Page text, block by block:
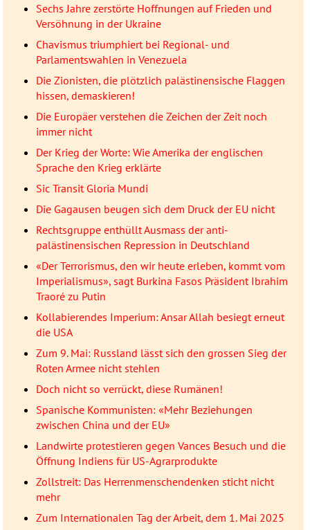
Sechs Jahre zerstörte Hoffnungen auf Frieden und
Versöhnung in der Ukraine
Chavismus triumphiert bei Regional- und
Parlamentswahlen in Venezuela
Die Zionisten, die plötzlich palästinensische Flaggen
hissen, demaskieren!
Die Europäer verstehen die Zeichen der Zeit noch
immer nicht
Der Krieg der Worte: Wie Amerika der englischen
Sprache den Krieg erklärte
Sic Transit Gloria Mundi
Die Gagausen beugen sich dem Druck der EU nicht
Rechtsgruppe enthüllt Ausmass der anti-
palästinensischen Repression in Deutschland
«Der Terrorismus, den wir heute erleben, kommt vom
Imperialismus», sagt Burkina Fasos Präsident Ibrahim
Traoré zu Putin
Kollabierendes Imperium: Ansar Allah besiegt erneut
die USA
Zum 9. Mai: Russland lässt sich den grossen Sieg der
Roten Armee nicht stehlen
Doch nicht so verrückt, diese Rumänen!
Spanische Kommunisten: «Mehr Beziehungen
zwischen China und der EU»
Landwirte protestieren gegen Vances Besuch und die
Öffnung Indiens für US-Agrarprodukte
Zollstreit: Das Herrenmenschendenken sticht nicht
mehr
Zum Internationalen Tag der Arbeit, dem 1. Mai 2025